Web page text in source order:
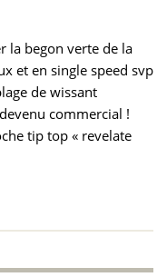
la begon verte de la
et en single speed svp
de wissant
commercial !
tip top « revelate